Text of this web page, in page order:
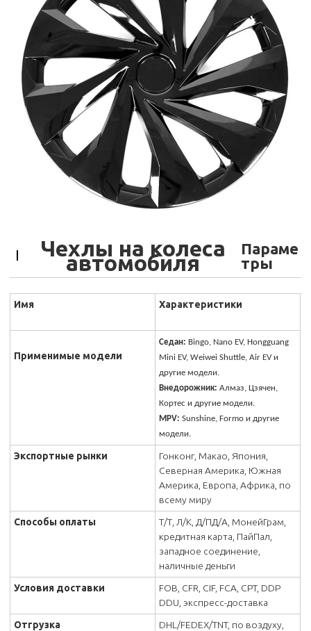
Чехлы на колеса
автомобиля
Параме
тры
Имя Характеристики
Применимые модели
Седан: Bingo, Nano EV, Hongguang
Mini EV, Weiwei Shuttle, Air EV и
другие модели.
Внедорожник: Алмаз, Цзячен,
Кортес и другие модели.
MPV: Sunshine, Formo и другие
модели.
Экспортные рынки
Гонконг, Макао, Япония,
Северная Америка, Южная
Америка, Европа, Африка, по
всему миру
Способы оплаты
Т/Т, Л/К, Д/ПД/А, МонейГрам,
кредитная карта, ПайПал,
западное соединение,
наличные деньги
Условия доставки
FOB, CFR, CIF, FCA, CPT, DDP
DDU, экспресс-доставка
Отгрузка
DHL/FEDEX/TNT, по воздуху,